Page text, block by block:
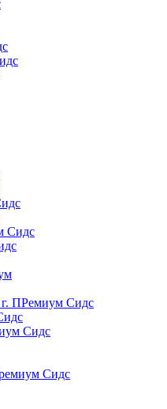
Сидс
ПРемиум Сидс
Сидс
Сидс